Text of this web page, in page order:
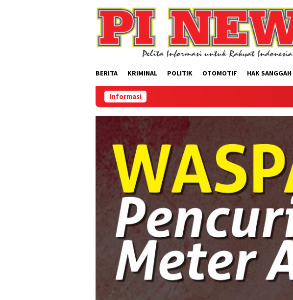
BERITA KRIMINAL POLITIK OTOMOTIF HAK SANGGAH
Informasi